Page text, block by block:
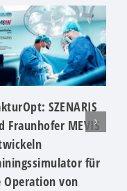
SZENARIS
Fraunhofer MEVIS
für
Operation von